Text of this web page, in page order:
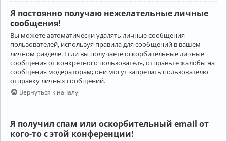
Я постоянно получаю нежелательные личные
сообщения!
Вы можете автоматически удалять личные сообщения
пользователей, используя правила для сообщений в вашем
личном разделе. Если вы получаете оскорбительные личные
сообщения от конкретного пользователя, отправьте жалобы на
сообщения модераторам; они могут запретить пользователю
отправку личных сообщений.
Вернуться к началу
Я получил спам или оскорбительный email от
кого-то с этой конференции!